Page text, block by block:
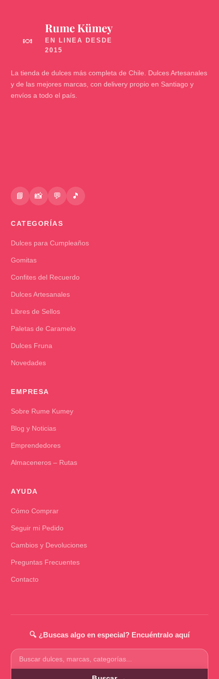
🍬
Rume Kümey
La tienda de dulces más completa de Chile. Dulces Artesanales
y de las mejores marcas, con delivery propio en Santiago y
envíos a todo el país.
📘 📸 💬 🎵
CATEGORÍAS
Dulces para Cumpleaños
Gomitas
Confites del Recuerdo
Dulces Artesanales
Libres de Sellos
Paletas de Caramelo
Dulces Fruna
Novedades
EMPRESA
Sobre Rume Kumey
Blog y Noticias
Emprendedores
Almaceneros – Rutas
AYUDA
Cómo Comprar
Seguir mi Pedido
Cambios y Devoluciones
Preguntas Frecuentes
Contacto
🔍 ¿Buscas algo en especial? Encuéntralo aquí
Buscar
productos